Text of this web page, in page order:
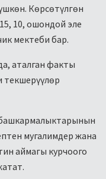
Көрсөтүлгөн
10, ошондой эле
мектеби бар.
аталган факты
текшерүүлөр
мугалимдер жана
аймагы курчоого